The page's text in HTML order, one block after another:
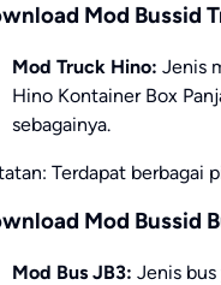
Mod Bussid
Mod Truck Hino: Jenis
Hino Kontainer Box
sebagainya.
Terdapat berbagai
Mod Bussid
Mod Bus JB3: Jenis